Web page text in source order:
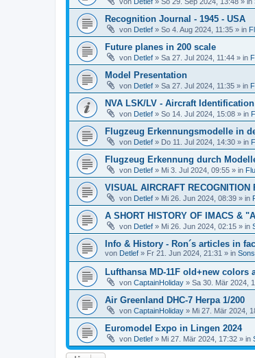
Recognition Journal - 1945 - USA
von Detlef » So 4. Aug 2024, 11:35 » in
Future planes in 200 scale
von Detlef » Sa 27. Jul 2024, 11:44 » in
Model Presentation
von Detlef » Sa 27. Jul 2024, 11:35 » in
NVA LSK/LV - Aircraft
von Detlef » So 14. Jul 2024, 15:08 » in
Flugzeug Erkennungsmodelle in
von Detlef » Do 11. Jul 2024, 14:30 » in
Flugzeug Erkennung durch
von Detlef » Mi 3. Jul 2024, 09:55 » in
VISUAL AIRCRAFT
von Detlef » Mi 26. Jun 2024, 08:39 » in
A SHORT HISTORY OF IMACS &
von Detlef » Mi 26. Jun 2024, 02:15 » in
Info & History - Ron´s articles in
von Detlef » Fr 21. Jun 2024, 21:31 » in
Lufthansa MD-11F old+new colors
von CaptainHoliday » Sa 30. Mär 2024,
Air Greenland DHC-7 Herpa 1/200
von CaptainHoliday » Mi 27. Mär 2024,
Euromodel Expo in Lingen 2024
von Detlef » Mi 27. Mär 2024, 17:32 » in